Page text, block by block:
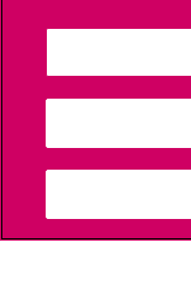
Calendrier académique